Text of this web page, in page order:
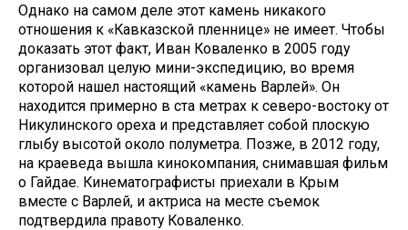
Однако на самом деле этот камень никакого
отношения к «Кавказской пленнице» не имеет. Чтобы
доказать этот факт, Иван Коваленко в 2005 году
организовал целую мини-экспедицию, во время
которой нашел настоящий «камень Варлей». Он
находится примерно в ста метрах к северо-востоку от
Никулинского ореха и представляет собой плоскую
глыбу высотой около полуметра. Позже, в 2012 году,
на краеведа вышла кинокомпания, снимавшая фильм
о Гайдае. Кинематографисты приехали в Крым
вместе с Варлей, и актриса на месте съемок
подтвердила правоту Коваленко.​